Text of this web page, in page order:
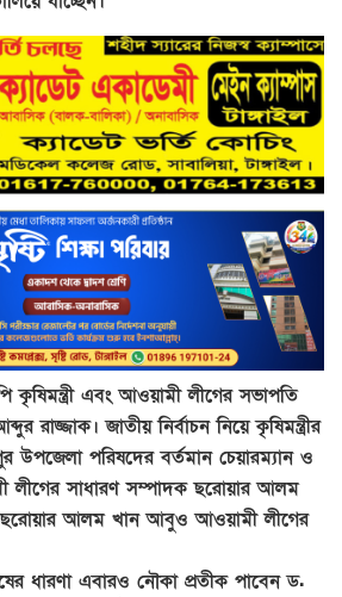
এবং আওয়ামী লীগের সভাপতি
রাজ্জাক। জাতীয় নির্বাচন নিয়ে কৃষিমন্ত্রীর
উপজেলা পরিষদের বর্তমান চেয়ারম্যান ও
সাধারণ সম্পাদক ছরোয়ার আলম
ছরোয়ার আলম খান আবুও আওয়ামী লীগের
ধারণা এবারও নৌকা প্রতীক পাবেন ড.